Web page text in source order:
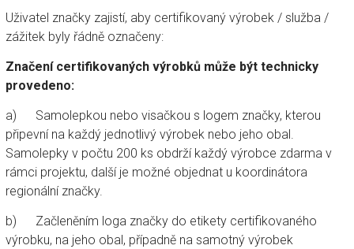
Uživatel značky zajistí, aby certifikovaný výrobek / služba /
zážitek byly řádně označeny:
Značení certifikovaných výrobků může být technicky
provedeno:
a) Samolepkou nebo visačkou s logem značky, kterou
připevní na každý jednotlivý výrobek nebo jeho obal.
Samolepky v počtu 200 ks obdrží každý výrobce zdarma v
rámci projektu, další je možné objednat u koordinátora
regionální značky.
b) Začleněním loga značky do etikety certifikovaného
výrobku, na jeho obal, případně na samotný výrobek